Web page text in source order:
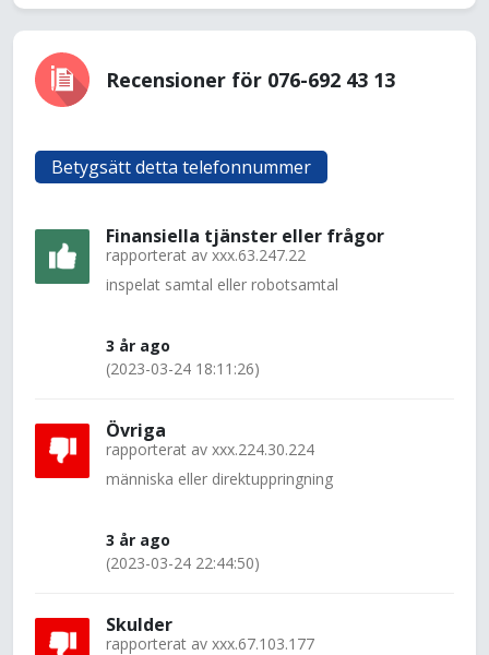
Recensioner för 076-692 43 13
Betygsätt detta telefonnummer
Finansiella tjänster eller frågor
rapporterat av xxx.63.247.22
inspelat samtal eller robotsamtal
3 år ago
(2023-03-24 18:11:26)
Övriga
rapporterat av xxx.224.30.224
människa eller direktuppringning
3 år ago
(2023-03-24 22:44:50)
Skulder
rapporterat av xxx.67.103.177